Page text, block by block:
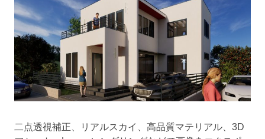
二点透視補正、リアルスカイ、高品質マテリアル、3D